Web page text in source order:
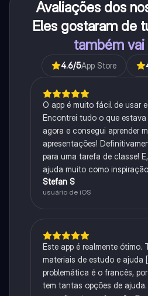
Avaliações dos
Eles gostaram de
também vai
4.6/5App Store
O app é muito fácil de usar
Encontrei tudo o que
agora e consegui aprender
apresentações!
para uma tarefa de classe!
ajuda muito como
Stefan S
usuário de iOS
Este app é realmente ótimo.
materiais de estudo e ajuda
problemática é o francês,
tem tantas opções de